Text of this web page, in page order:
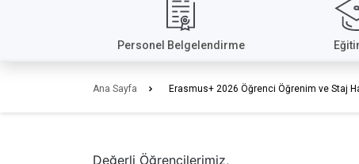
Personel Belgelendirme
Ana Sayfa Erasmus+ 2026 Öğrenci Öğrenim ve Staj
Değerli Öğrencilerimiz,